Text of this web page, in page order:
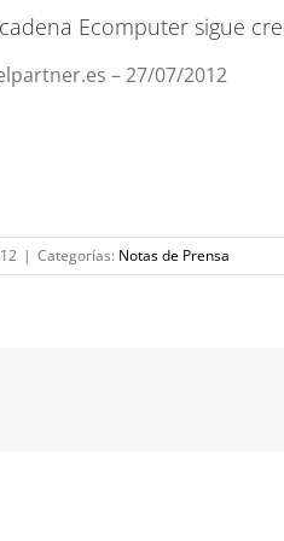
Ecomputer sigue
– 27/07/2012
| Categorías: Notas de Prensa